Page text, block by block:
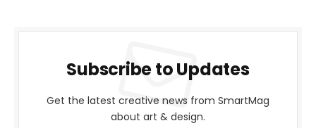
Subscribe to Updates
Get the latest creative news from SmartMag
about art & design.